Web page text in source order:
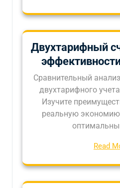
Двухтарифный
Сравнительный
двухтарифного
Изучите
реальную
Read